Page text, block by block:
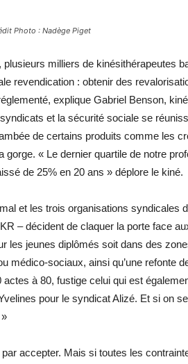
Photo : Nadège Piget
milliers de kinésithérapeutes
revendication : obtenir des
explique Gabriel Benson,
et la sécurité sociale se
de certains produits comme les
« Le dernier quartile de notre
de 25% en 20 ans » déplore le kiné.
et les trois organisations syndicales
– décident de claquer la porte face
les jeunes diplômés soit dans des
médico-sociaux, ainsi qu’une refonte
à 80, fustige celui qui est
pour le syndicat Alizé. Et si on
accepter. Mais si toutes les